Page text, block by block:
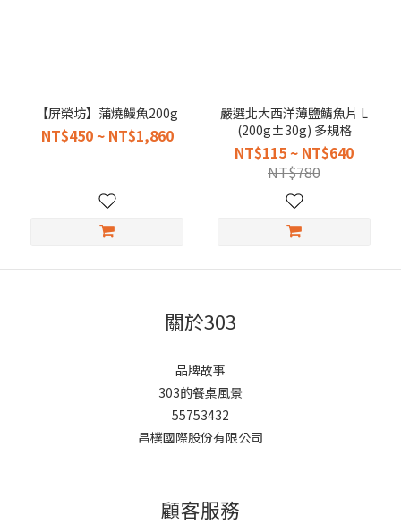
【屏榮坊】蒲燒鰻魚200g
NT$450 ~ NT$1,860
嚴選北大西洋薄鹽鯖魚片 L
(200g±30g) 多規格
NT$115 ~ NT$640
NT$780
關於303
品牌故事
303的餐桌風景
55753432
昌樸國際股份有限公司
顧客服務